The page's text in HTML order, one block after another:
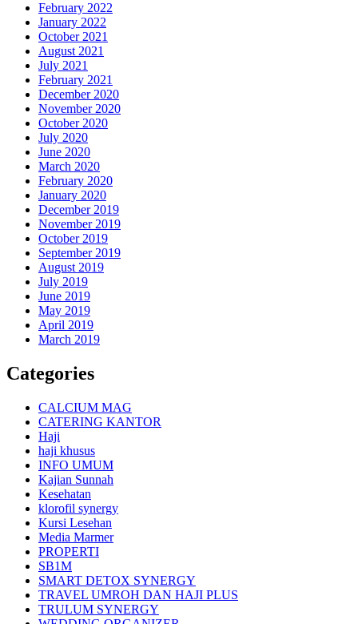
February 2022
January 2022
October 2021
August 2021
July 2021
February 2021
December 2020
November 2020
October 2020
July 2020
June 2020
March 2020
February 2020
January 2020
December 2019
November 2019
October 2019
September 2019
August 2019
July 2019
June 2019
May 2019
April 2019
March 2019
Categories
CALCIUM MAG
CATERING KANTOR
Haji
haji khusus
INFO UMUM
Kajian Sunnah
Kesehatan
klorofil synergy
Kursi Lesehan
Media Marmer
PROPERTI
SB1M
SMART DETOX SYNERGY
TRAVEL UMROH DAN HAJI PLUS
TRULUM SYNERGY